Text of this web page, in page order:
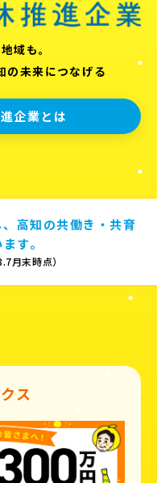
域も。
の未来につなげる
企業とは
高知の共働き・共育
す。
月末時点）
ス